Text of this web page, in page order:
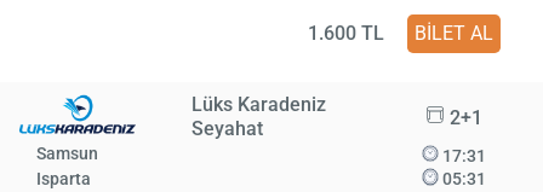
1.600 TL BİLET AL
Lüks Karadeniz
Seyahat
2+1
Samsun
Isparta
17:31
05:31